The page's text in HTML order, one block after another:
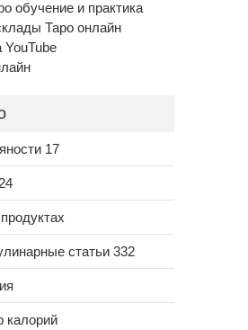
обучение и практика
Таро онлайн
YouTube
17
статьи 332
калорий